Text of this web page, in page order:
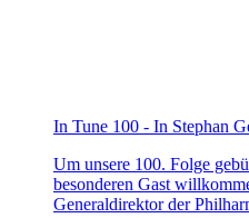
In Tune 100 - In Stephan
Um unsere 100. Folge
besonderen Gast
Generaldirektor der